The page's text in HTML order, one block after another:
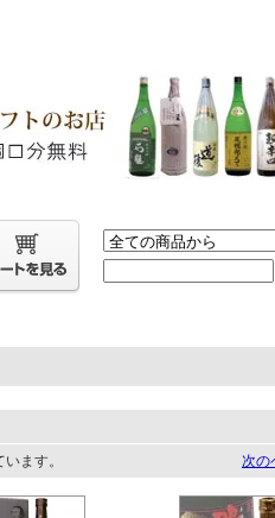
ます。 次の